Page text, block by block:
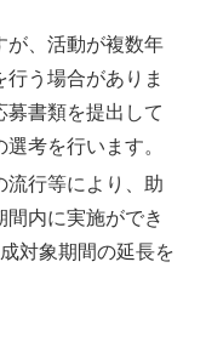
が、活動が複数年
う場合がありま
募書類を提出して
考を行います。
流行等により、助
間内に実施ができ
対象期間の延長を